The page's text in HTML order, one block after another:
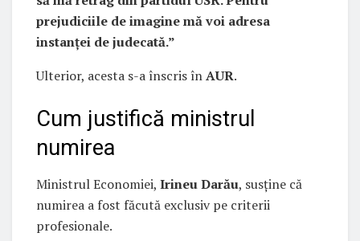
prejudiciile de imagine mă voi adresa
instanței de judecată.”
Ulterior, acesta s-a înscris înAUR.
Cum justifică ministrul
numirea
Ministrul Economiei, Irineu Darău, susține că
numirea a fost făcută exclusiv pe criterii
profesionale.